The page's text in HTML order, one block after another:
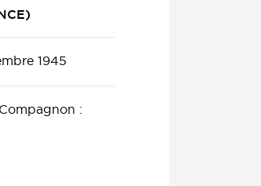
1945
: